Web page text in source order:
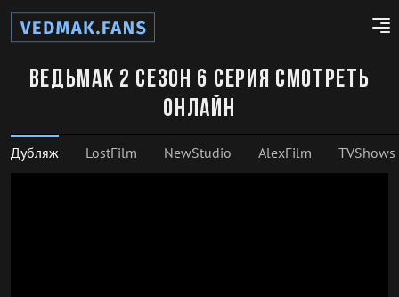
Ведьмак 2 сезон 6 серия смотреть
онлайн
Дубляж LostFilm NewStudio AlexFilm TVShows